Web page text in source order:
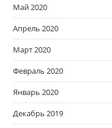
Май 2020
Апрель 2020
Март 2020
Февраль 2020
Январь 2020
Декабрь 2019